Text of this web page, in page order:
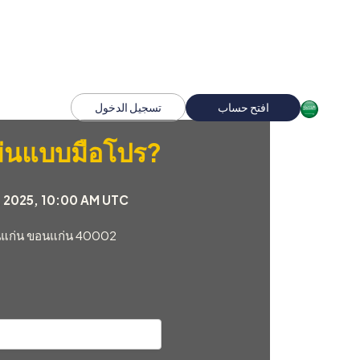
تسجيل الدخول افتح حساب
นแบบมือโปร?
2025, 10:00 AM UTC
แก่น ขอนแก่น 40002